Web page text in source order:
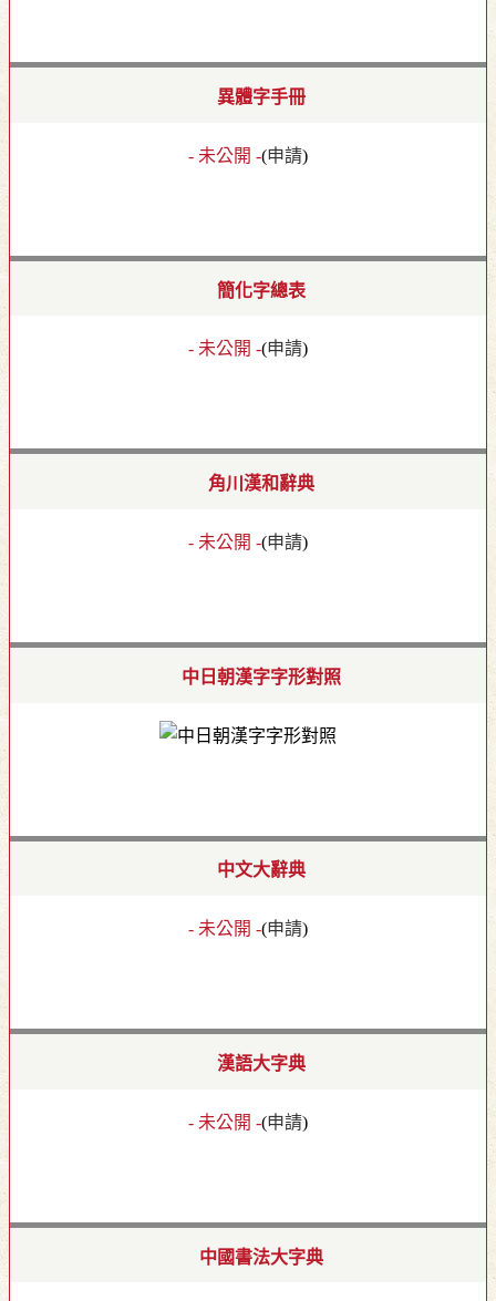
異體字手冊
- 未公開 -(申請)
簡化字總表
- 未公開 -(申請)
角川漢和辭典
- 未公開 -(申請)
中日朝漢字字形對照
中文大辭典
- 未公開 -(申請)
漢語大字典
- 未公開 -(申請)
中國書法大字典